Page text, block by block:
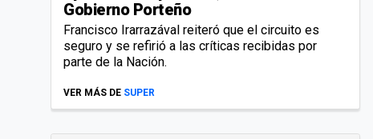
Gobierno Porteño
Francisco Irarrazával reiteró que el circuito es
seguro y se refirió a las críticas recibidas por
parte de la Nación.
VER MÁS DE SUPER